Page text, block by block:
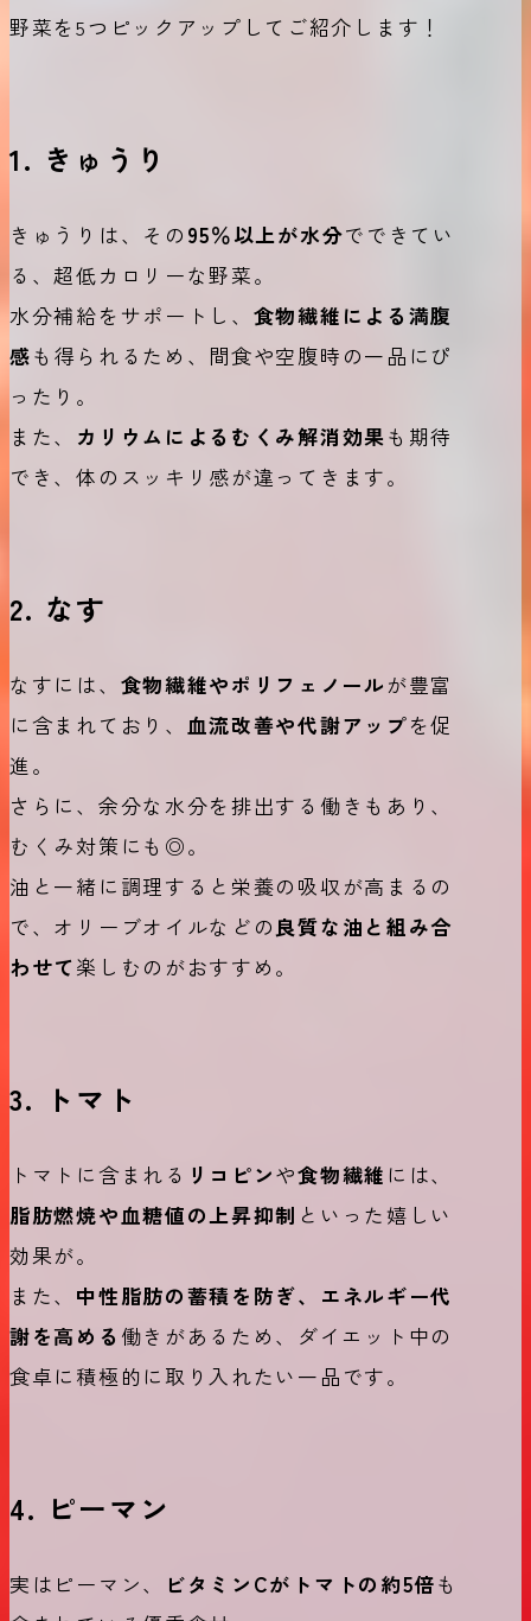
野菜を5つピックアップしてご紹介します！
1. きゅうり
きゅうりは、その 95％以上が水分でできてい
る、超低カロリーな野菜。
水分補給をサポートし、 食物繊維による満腹
感も得られるため、間食や空腹時の一品にぴ
ったり。
また、 カリウムによるむくみ解消効果も期待
でき、体のスッキリ感が違ってきます。
2. なす
なすには、 食物繊維やポリフェノール が豊富
に含まれており、 血流改善や代謝アップを促
進。
さらに、余分な水分を排出する働きもあり、
むくみ対策にも◎。
油と一緒に調理すると栄養の吸収が高まるの
で、オリーブオイルなどの 良質な油と組み合
わせて楽しむのがおすすめ。
3. トマト
トマトに含まれる リコピンや食物繊維 には、
脂肪燃焼や血糖値の上昇抑制 といった嬉しい
効果が。
また、 中性脂肪の蓄積を防ぎ、エネルギー代
謝を高める 働きがあるため、ダイエット中の
食卓に積極的に取り入れたい一品です。
4. ピーマン
実はピーマン、 ビタミンCがトマトの約5倍も